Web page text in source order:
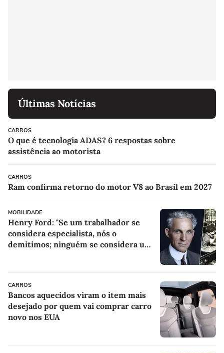
Últimas Notícias
CARROS
O que é tecnologia ADAS? 6 respostas sobre
assistência ao motorista
CARROS
Ram confirma retorno do motor V8 ao Brasil em 2027
MOBILIDADE
Henry Ford: "Se um trabalhador se
considera especialista, nós o
demitimos; ninguém se considera um
CARROS
Bancos aquecidos viram o item mais
desejado por quem vai comprar carro
novo nos EUA